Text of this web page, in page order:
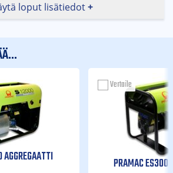
1 x 230 Schuko 16A IP54, 1 x 230V
CEE 16A IP44, 1 x 400V CEE 16A
IP44
loput lisätiedot
PRAMAC
Vertaile